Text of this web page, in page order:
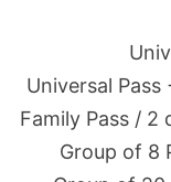
Universal
Family Pass / 2
Group of 8